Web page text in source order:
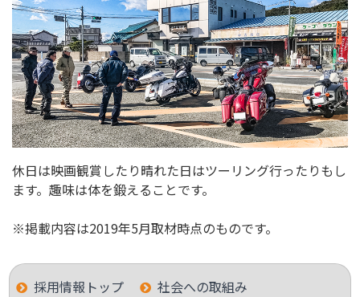
休日は映画観賞したり晴れた日はツーリング行ったりもし
ます。趣味は体を鍛えることです。
※掲載内容は2019年5月取材時点のものです。
採用情報トップ
社会への取組み